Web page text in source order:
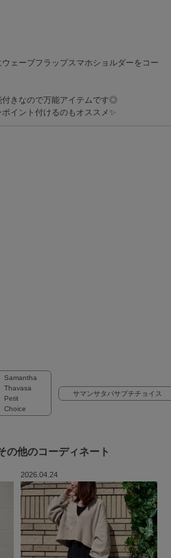
ェーブフラップスマホショルダーをコー
付きなので万能アイテムです◎
イント付けるのもオススメ✨
Samantha
Thavasa
Petit
Choice
サマンサタバサプチチョイス
の他のコーディネート
2026.04.24